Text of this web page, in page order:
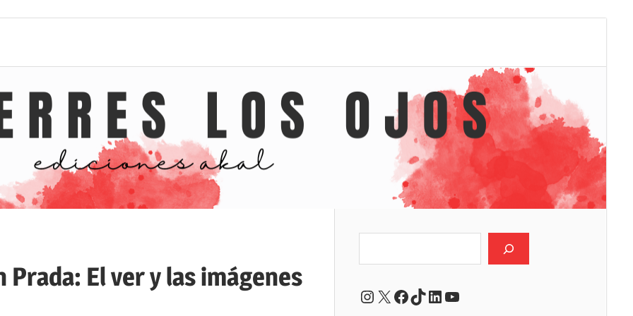
El ver y las imágenes
Instagram
X Facebook
TikTok
LinkedIn
YouTube